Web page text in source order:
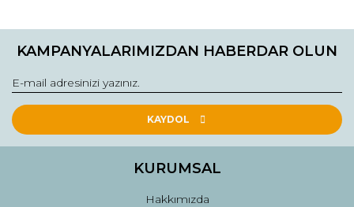
KAMPANYALARIMIZDAN HABERDAR OLUN
KAYDOL
KURUMSAL
Hakkımızda